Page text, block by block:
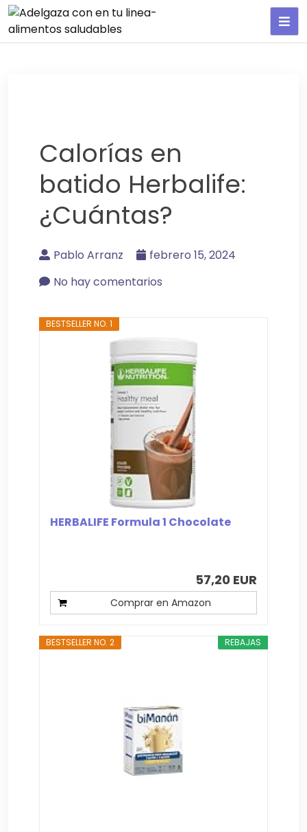
Calorías en
batido Herbalife:
¿Cuántas?
Pablo Arranz
febrero 15, 2024
No hay comentarios
BESTSELLER NO. 1
HERBALIFE Formula 1 Chocolate
57,20 EUR
Comprar en Amazon
REBAJAS
BESTSELLER NO. 2